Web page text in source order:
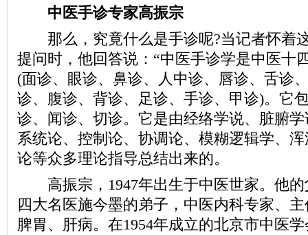
中医手诊专家高振宗
那么，究竟什么是手诊呢?当记者怀着
提问时，他回答说：“中医手诊学是中医十
(面诊、眼诊、鼻诊、人中诊、唇诊、舌诊
诊、腹诊、背诊、足诊、手诊、甲诊)。它
诊、闻诊、切诊。它是由经络学说、脏腑
系统论、控制论、协调论、模糊逻辑学、
论等众多理论指导总结出来的。
高振宗，1947年出生于中医世家。他的
四大名医施今墨的弟子，中医内科专家、
脾胃、肝病。在1954年成立的北京市中医